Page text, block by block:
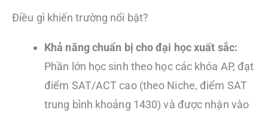
Điều gì khiến trường nổi bật?
Khả năng chuẩn bị cho đại học xuất sắc:
Phần lớn học sinh theo học các khóa AP, đạt
điểm SAT/ACT cao (theo Niche, điểm SAT
trung bình khoảng 1430) và được nhận vào